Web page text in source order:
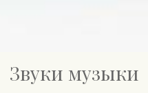
Звуки музыки